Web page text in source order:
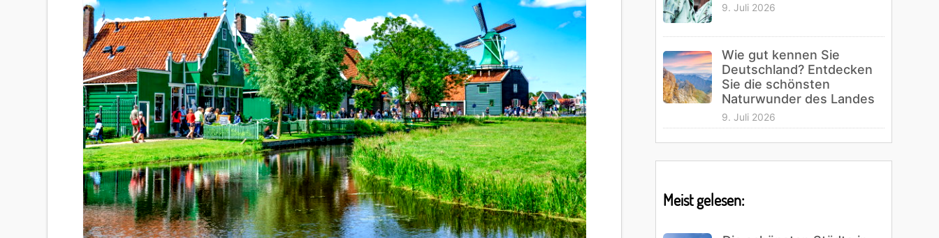
9. Juli 2026
Wie gut kennen Sie
Deutschland? Entdecken
Sie die schönsten
Naturwunder des Landes
9. Juli 2026
Meist gelesen: